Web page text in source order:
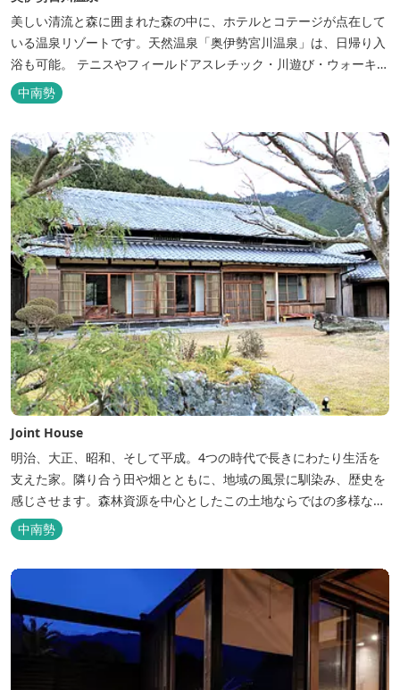
美しい清流と森に囲まれた森の中に、ホテルとコテージが点在して
いる温泉リゾートです。天然温泉「奥伊勢宮川温泉」は、日帰り入
浴も可能。 テニスやフィールドアスレチック・川遊び・ウォーキン
グ・山登りの後は、岩風呂風の露天風呂と地元産季節の野草を月替
メニューの野草風呂と打たせ湯で思いっきりリフレッシュしてくだ
中南勢
Joint House
明治、大正、昭和、そして平成。4つの時代で長きにわたり生活を
支えた家。隣り合う田や畑とともに、地域の風景に馴染み、歴史を
感じさせます。森林資源を中心としたこの土地ならではの多様な自
然環境の素晴らしさを伝える情報を発信し、そして多種多様な人材
と共有することで地域産業・地域社会の発展を図るNPO法人Joint
Plusが運営する民泊です。 NPO法人Joint Plusは、大台町ならでは
の...
中南勢